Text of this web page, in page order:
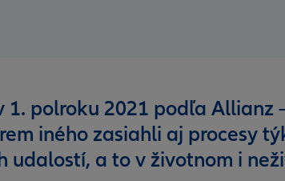
1. polroku 2021 podľa
iného zasiahli aj procesy
udalostí, a to v životnom i